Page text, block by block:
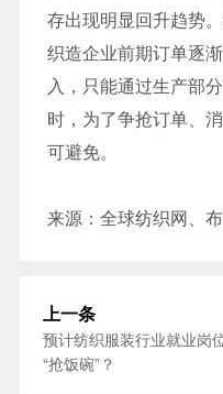
存出现明显回升趋势
织造企业前期订单逐
入，只能通过生产部
时，为了争抢订单、
可避免。
来源：全球纺织网、
上一条
预计纺织服装行业就业岗
“抢饭碗”？